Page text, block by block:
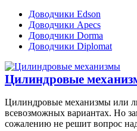
Доводчики Edson
Доводчики Apecs
Доводчики Dorma
Доводчики Diplomat
Цилиндровые
Цилиндровые механизмы или
всевозможных вариантах. Но
сожалению не решит вопрос